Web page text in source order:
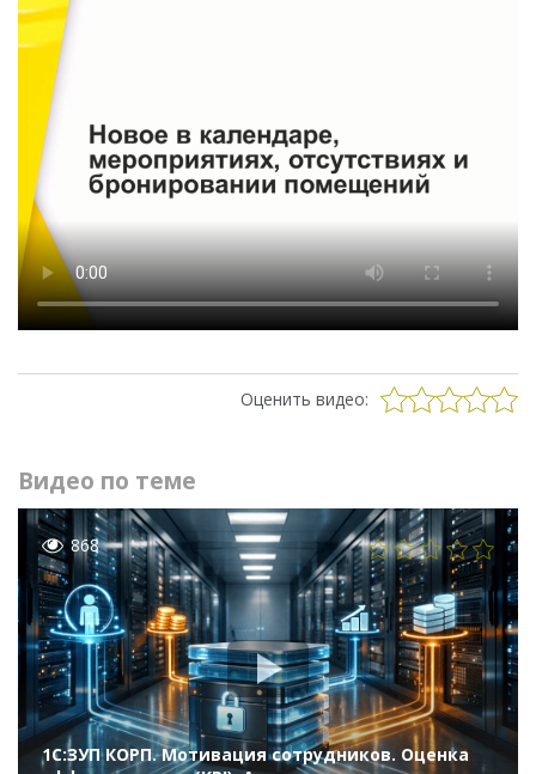
Оценить видео:
Видео по теме
868
1С:ЗУП КОРП. Мотивация сотрудников. Оценка